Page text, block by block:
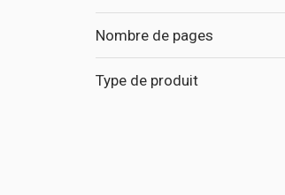
Nombre de pages
Type de produit